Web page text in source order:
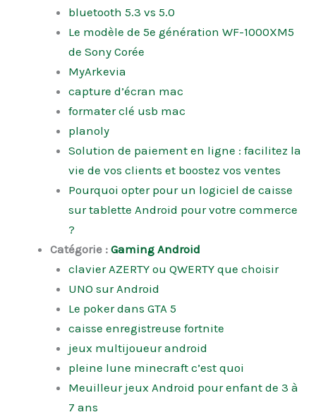
bluetooth 5.3 vs 5.0
Le modèle de 5e génération WF-1000XM5
de Sony Corée
MyArkevia
capture d’écran mac
formater clé usb mac
planoly
Solution de paiement en ligne : facilitez la
vie de vos clients et boostez vos ventes
Pourquoi opter pour un logiciel de caisse
sur tablette Android pour votre commerce
?
Catégorie : Gaming Android
clavier AZERTY ou QWERTY que choisir
UNO sur Android
Le poker dans GTA 5
caisse enregistreuse fortnite
jeux multijoueur android
pleine lune minecraft c’est quoi
Meuilleur jeux Android pour enfant de 3 à
7 ans